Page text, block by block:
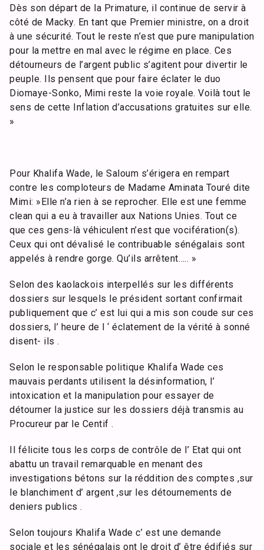
Dès son départ de la Primature, il continue de servir à
côté de Macky. En tant que Premier ministre, on a droit
à une sécurité. Tout le reste n’est que pure manipulation
pour la mettre en mal avec le régime en place. Ces
détourneurs de l’argent public s’agitent pour divertir le
peuple. Ils pensent que pour faire éclater le duo
Diomaye-Sonko, Mimi reste la voie royale. Voilà tout le
sens de cette Inflation d’accusations gratuites sur elle.
»
Pour Khalifa Wade, le Saloum s’érigera en rempart
contre les comploteurs de Madame Aminata Touré dite
Mimi: »Elle n’a rien à se reprocher. Elle est une femme
clean qui a eu à travailler aux Nations Unies. Tout ce
que ces gens-là véhiculent n’est que vocifération(s).
Ceux qui ont dévalisé le contribuable sénégalais sont
appelés à rendre gorge. Qu’ils arrêtent….. »
Selon des kaolackois interpellés sur les différents
dossiers sur lesquels le président sortant confirmait
publiquement que c’ est lui qui a mis son coude sur ces
dossiers, l’ heure de l ‘ éclatement de la vérité à sonné
disent- ils .
Selon le responsable politique Khalifa Wade ces
mauvais perdants utilisent la désinformation, l’
intoxication et la manipulation pour essayer de
détourner la justice sur les dossiers déjà transmis au
Procureur par le Centif .
Il félicite tous les corps de contrôle de l’ Etat qui ont
abattu un travail remarquable en menant des
investigations bétons sur la réddition des comptes ,sur
le blanchiment d’ argent ,sur les détournements de
deniers publics .
Selon toujours Khalifa Wade c’ est une demande
sociale et les sénégalais ont le droit d’ être édifiés sur